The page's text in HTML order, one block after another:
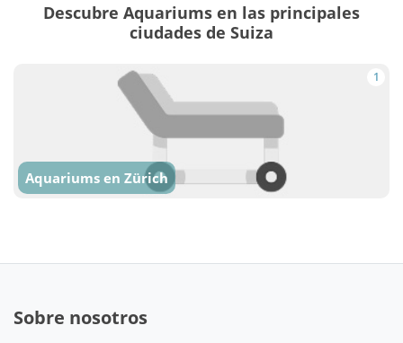
Descubre Aquariums en las principales
ciudades de Suiza
1
Aquariums en Zürich
Sobre nosotros